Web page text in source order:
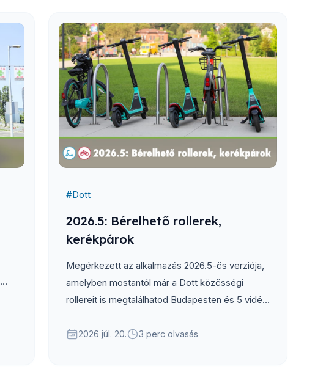
#Dott
2026.5: Bérelhető rollerek,
kerékpárok
Megérkezett az alkalmazás 2026.5-ös verziója,
amelyben mostantól már a Dott közösségi
rollereit is megtalálhatod Budapesten és 5 vidéki
2026 júl. 20. 3 perc olvasás